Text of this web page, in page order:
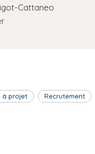
Cattaneo
à projet Recrutement